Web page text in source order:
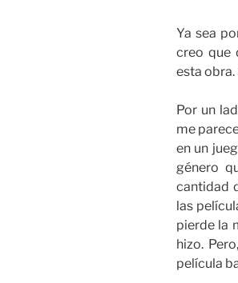
Ya sea
creo que
esta
Por un
me
en un
género
cantidad
las
pierde la
hizo.
película